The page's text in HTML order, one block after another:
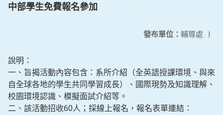
中部學生免費報名參加
發布單位： 輔導處 |
說明：
一、旨揭活動內容包含：系所介紹（全英語授課環境、與來
自全球各地的學生共同學習成長）、國際現勢及知識理解、
校園環境認識、模擬面試介紹等。
二、該活動招收60人；採線上報名，報名表單連結：